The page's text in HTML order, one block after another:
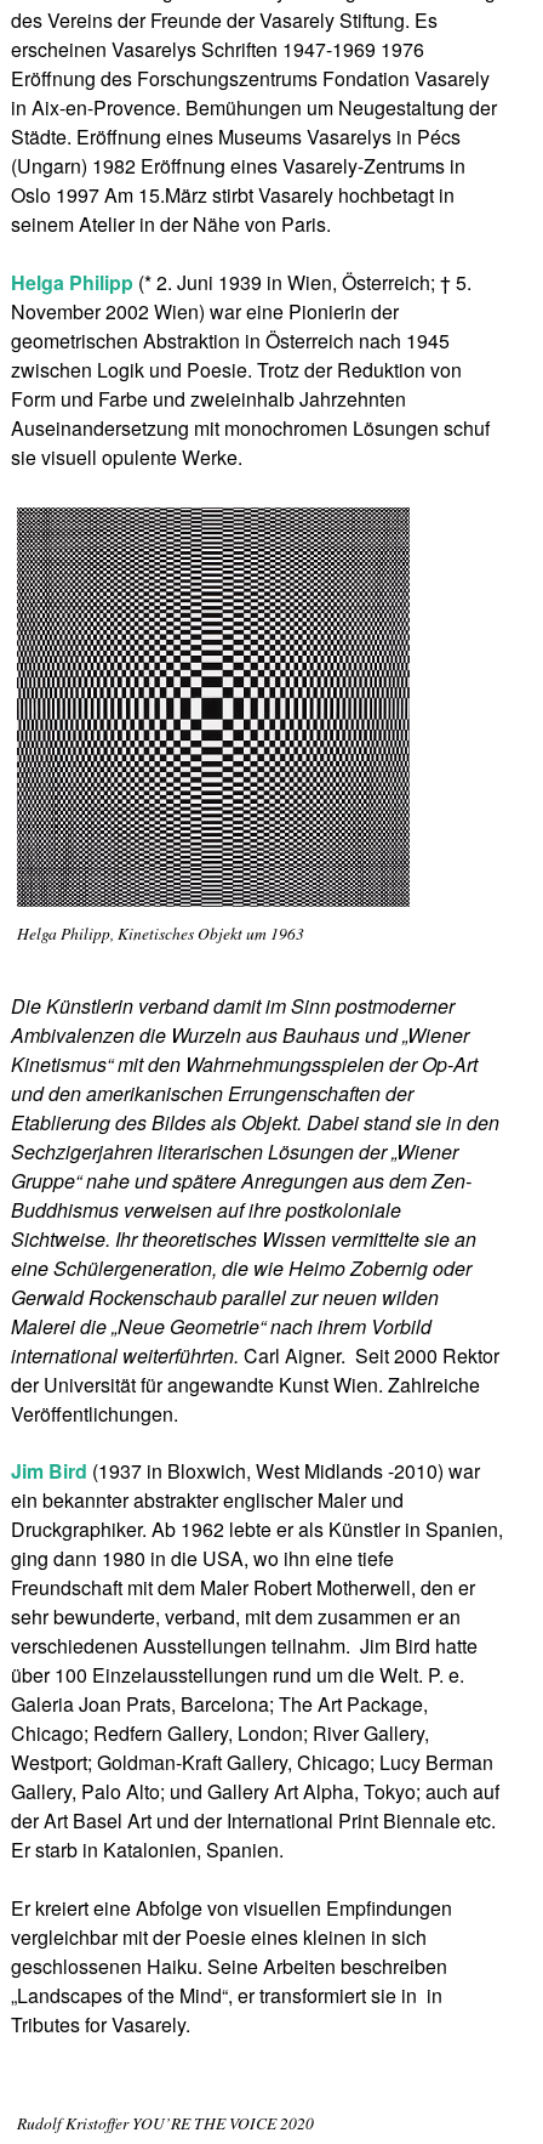
des Vereins der Freunde der Vasarely Stiftung. Es
erscheinen Vasarelys Schriften 1947-1969 1976
Eröffnung des Forschungszentrums Fondation Vasarely
in Aix-en-Provence. Bemühungen um Neugestaltung der
Städte. Eröffnung eines Museums Vasarelys in Pécs
(Ungarn) 1982 Eröffnung eines Vasarely-Zentrums in
Oslo 1997 Am 15.März stirbt Vasarely hochbetagt in
seinem Atelier in der Nähe von Paris.
Helga Philipp(* 2. Juni 1939 in Wien, Österreich; † 5.
November 2002 Wien) war eine Pionierin der
geometrischen Abstraktion in Österreich nach 1945
zwischen Logik und Poesie. Trotz der Reduktion von
Form und Farbe und zweieinhalb Jahrzehnten
Auseinandersetzung mit monochromen Lösungen schuf
sie visuell opulente Werke.
Helga Philipp, Kinetisches Objekt um 1963
Die Künstlerin verband damit im Sinn postmoderner
Ambivalenzen die Wurzeln aus Bauhaus und „Wiener
Kinetismus“ mit den Wahrnehmungsspielen der Op-Art
und den amerikanischen Errungenschaften der
Etablierung des Bildes als Objekt. Dabei stand sie in den
Sechzigerjahren literarischen Lösungen der „Wiener
Gruppe“ nahe und spätere Anregungen aus dem Zen-
Buddhismus verweisen auf ihre postkoloniale
Sichtweise. Ihr theoretisches Wissen vermittelte sie an
eine Schülergeneration, die wie Heimo Zobernig oder
Gerwald Rockenschaub parallel zur neuen wilden
Malerei die „Neue Geometrie“ nach ihrem Vorbild
international weiterführten. Carl Aigner. Seit 2000 Rektor
der Universität für angewandte Kunst Wien. Zahlreiche
Veröffentlichungen.
Jim Bird (1937 in Bloxwich, West Midlands -2010) war
ein bekannter abstrakter englischer Maler und
Druckgraphiker. Ab 1962 lebte er als Künstler in Spanien,
ging dann 1980 in die USA, wo ihn eine tiefe
Freundschaft mit dem Maler Robert Motherwell, den er
sehr bewunderte, verband, mit dem zusammen er an
verschiedenen Ausstellungen teilnahm. Jim Bird hatte
über 100 Einzelausstellungen rund um die Welt. P. e.
Galeria Joan Prats, Barcelona; The Art Package,
Chicago; Redfern Gallery, London; River Gallery,
Westport; Goldman-Kraft Gallery, Chicago; Lucy Berman
Gallery, Palo Alto; und Gallery Art Alpha, Tokyo; auch auf
der Art Basel Art und der International Print Biennale etc.
Er starb in Katalonien, Spanien.
Er kreiert eine Abfolge von visuellen Empfindungen
vergleichbar mit der Poesie eines kleinen in sich
geschlossenen Haiku. Seine Arbeiten beschreiben
„Landscapes of the Mind“, er transformiert sie in in
Tributes for Vasarely.
Rudolf Kristoffer YOU’RE THE VOICE 2020